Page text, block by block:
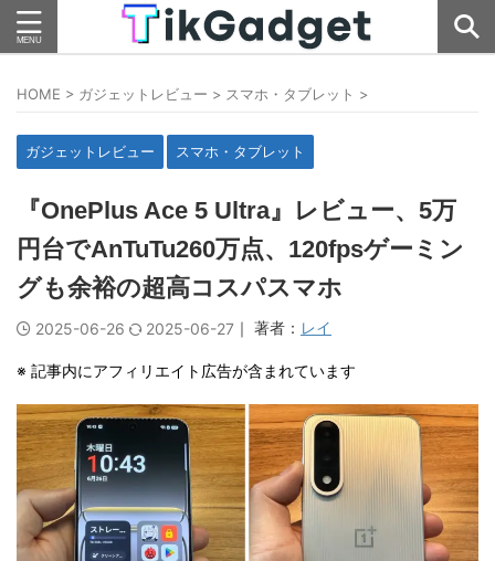
HOME > ガジェットレビュー > スマホ・タブレット >
ガジェットレビュー スマホ・タブレット
『OnePlus Ace 5 Ultra』レビュー、5万
円台でAnTuTu260万点、120fpsゲーミン
グも余裕の超高コスパスマホ
2025-06-26 2025-06-27 ｜ 著者： レイ
※ 記事内にアフィリエイト広告が含まれています